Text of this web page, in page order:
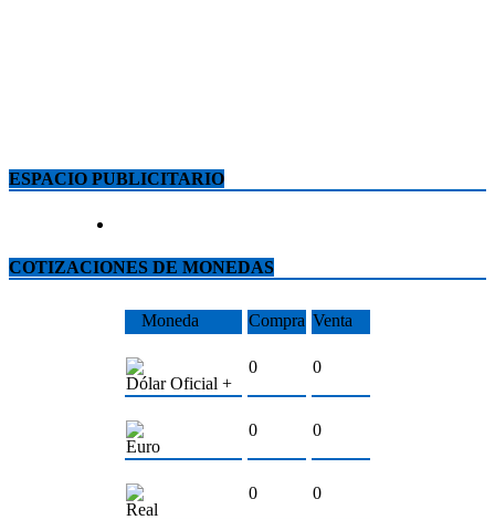
ESPACIO PUBLICITARIO
COTIZACIONES DE MONEDAS
Moneda Compra Venta
Dólar Oficial +
0 0
Euro
0 0
Real
0 0